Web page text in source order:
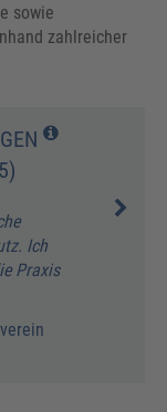
sowie
zahlreicher
Ich
Praxis